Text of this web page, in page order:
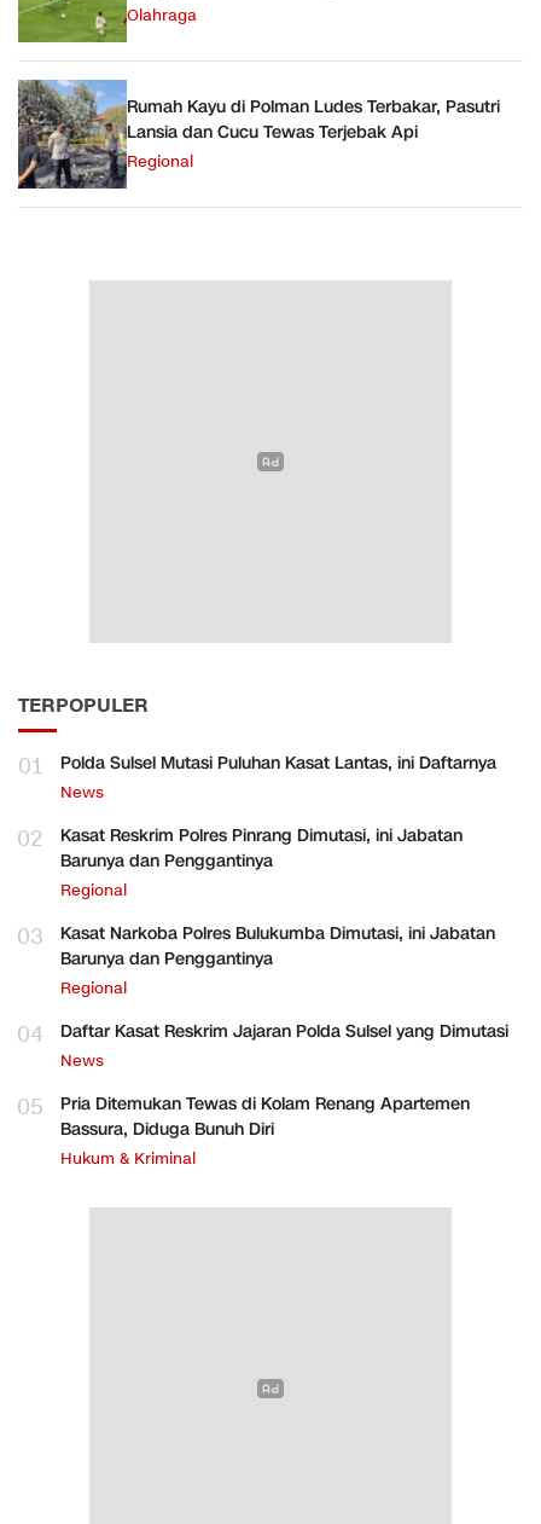
Olahraga
Rumah Kayu di Polman Ludes Terbakar, Pasutri
Lansia dan Cucu Tewas Terjebak Api
Regional
TERPOPULER
01 Polda Sulsel Mutasi Puluhan Kasat Lantas, ini Daftarnya
News
02
Kasat Reskrim Polres Pinrang Dimutasi, ini Jabatan
Barunya dan Penggantinya
Regional
03
Kasat Narkoba Polres Bulukumba Dimutasi, ini Jabatan
Barunya dan Penggantinya
Regional
04 Daftar Kasat Reskrim Jajaran Polda Sulsel yang Dimutasi
News
05
Pria Ditemukan Tewas di Kolam Renang Apartemen
Bassura, Diduga Bunuh Diri
Hukum & Kriminal